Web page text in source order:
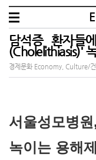
담석증 환자들
(Cholelithiasis)'
경제문화 Economy, Culture/
서울성모병
녹이는 용해